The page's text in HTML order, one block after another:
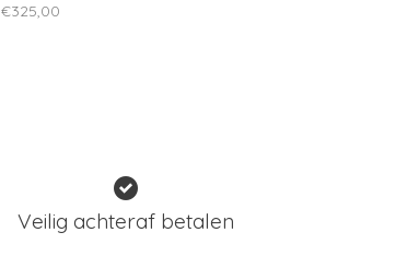
€325,00
Veilig achteraf betalen